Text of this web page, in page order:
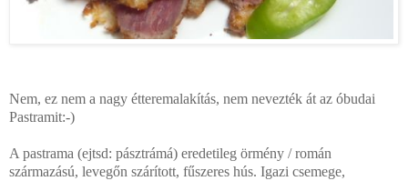
Nem, ez nem a nagy étteremalakítás, nem nevezték át az óbudai
Pastramit:-)
A pastrama (ejtsd: pásztrámá) eredetileg örmény / román
származású, levegőn szárított, fűszeres hús. Igazi csemege,